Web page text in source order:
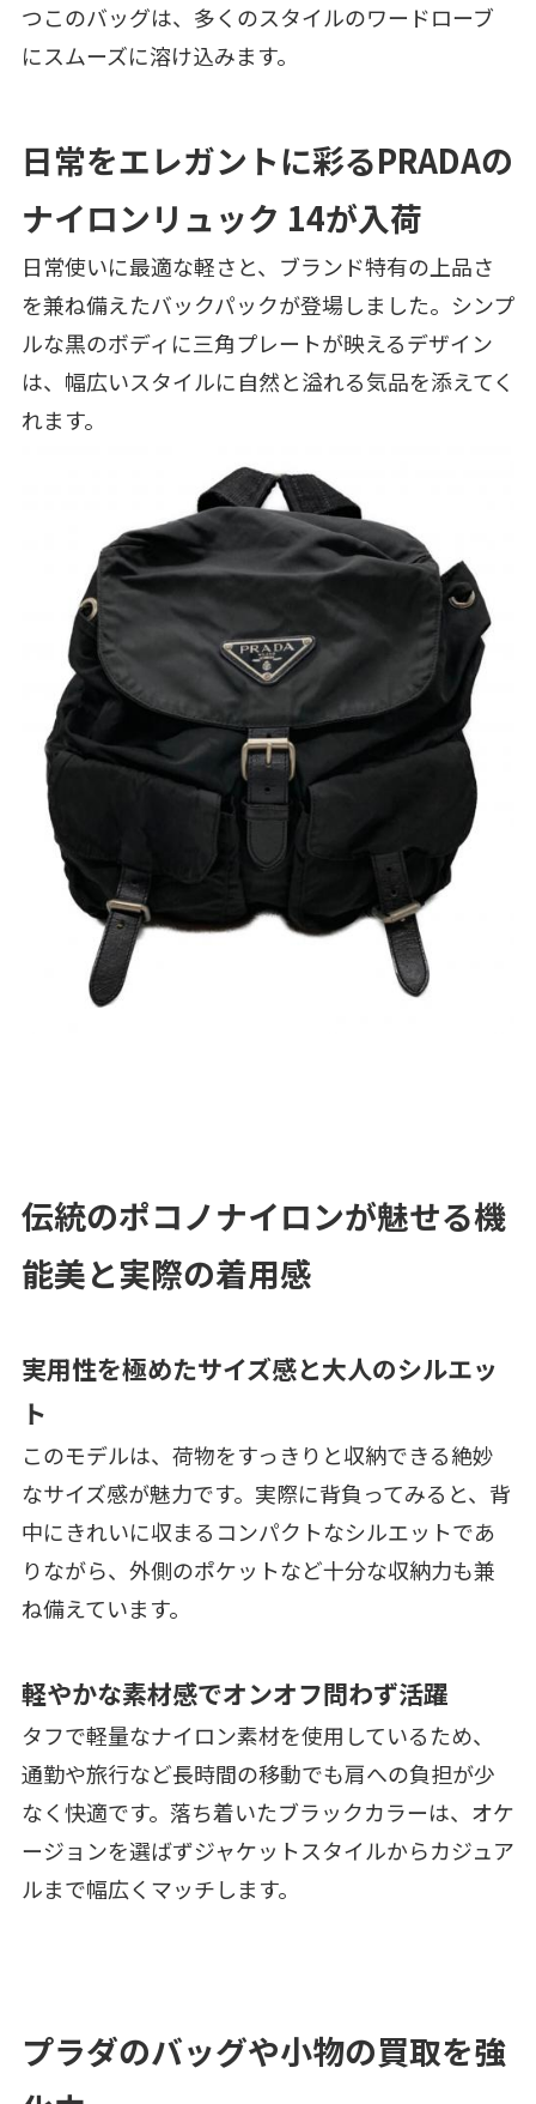
つこのバッグは、多くのスタイルのワードローブ
にスムーズに溶け込みます。
日常をエレガントに彩るPRADAの
ナイロンリュック 14が入荷
日常使いに最適な軽さと、ブランド特有の上品さ
を兼ね備えたバックパックが登場しました。シンプ
ルな黒のボディに三角プレートが映えるデザイン
は、幅広いスタイルに自然と溢れる気品を添えてく
れます。
伝統のポコノナイロンが魅せる機
能美と実際の着用感
実用性を極めたサイズ感と大人のシルエッ
ト
このモデルは、荷物をすっきりと収納できる絶妙
なサイズ感が魅力です。実際に背負ってみると、背
中にきれいに収まるコンパクトなシルエットであ
りながら、外側のポケットなど十分な収納力も兼
ね備えています。
軽やかな素材感でオンオフ問わず活躍
タフで軽量なナイロン素材を使用しているため、
通勤や旅行など長時間の移動でも肩への負担が少
なく快適です。落ち着いたブラックカラーは、オケ
ージョンを選ばずジャケットスタイルからカジュア
ルまで幅広くマッチします。
プラダのバッグや小物の買取を強